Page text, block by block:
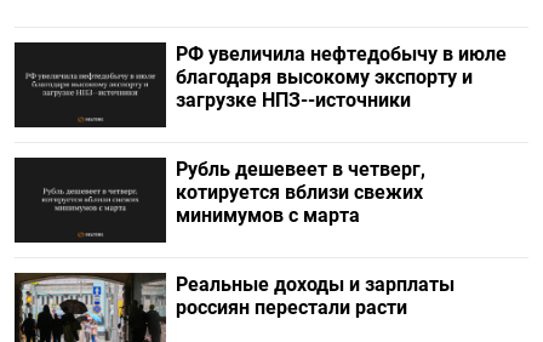
РФ увеличила нефтедобычу в июле
благодаря высокому экспорту и
загрузке НПЗ--источники
Рубль дешевеет в четверг,
котируется вблизи свежих
минимумов с марта
Реальные доходы и зарплаты
россиян перестали расти